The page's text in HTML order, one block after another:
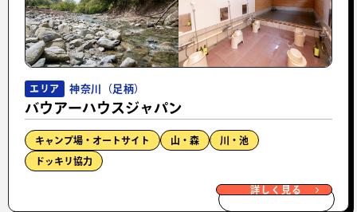
エリア 神奈川（足柄）
バウアーハウスジャパン
キャンプ場・オートサイト 山・森 川・池
ドッキリ協力
詳しく見る